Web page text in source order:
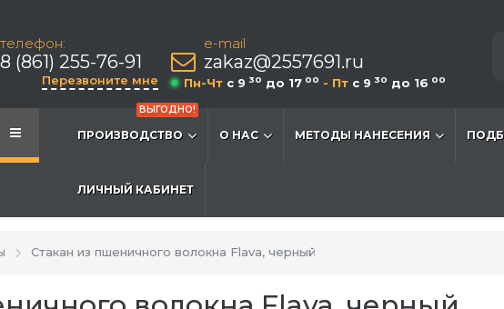
телефон:
8 (861) 255-76-91
Перезвоните мне
e-mail
zakaz@2557691.ru
Пн-Чт c 9 30 до 17 00 - Пт c 9 30 до 16 00
ВЫГОДНО!
ПРОИЗВОДСТВО О НАС МЕТОДЫ НАНЕСЕНИЯ
ЛИЧНЫЙ КАБИНЕТ
Стакан из пшеничного волокна Flava, черный